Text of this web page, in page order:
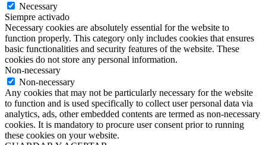
Necessary
Siempre activado
Necessary cookies are absolutely essential for the website to
function properly. This category only includes cookies that ensures
basic functionalities and security features of the website. These
cookies do not store any personal information.
Non-necessary
Non-necessary
Any cookies that may not be particularly necessary for the website
to function and is used specifically to collect user personal data via
analytics, ads, other embedded contents are termed as non-necessary
cookies. It is mandatory to procure user consent prior to running
these cookies on your website.